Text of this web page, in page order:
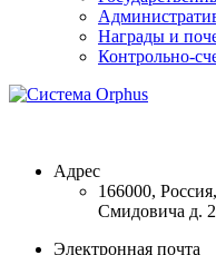
Награды и
Контрольно-
Адрес
166000,
Смидовича д.
Электронная почта